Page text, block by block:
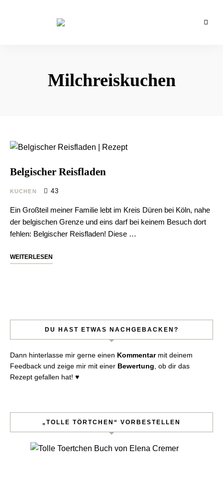
Milchreiskuchen
Belgischer Reisfladen
KUCHEN 43
Ein Großteil meiner Familie lebt im Kreis Düren bei Köln, nahe
der belgischen Grenze und eins darf bei keinem Besuch dort
fehlen: Belgischer Reisfladen! Diese …
WEITERLESEN
DU HAST ETWAS NACHGEBACKEN?
Dann hinterlasse mir gerne einen Kommentarmit deinem
Feedback und zeige mir mit einer Bewertung , ob dir das
Rezept gefallen hat! ♥︎
„TOLLE TÖRTCHEN“ VORBESTELLEN